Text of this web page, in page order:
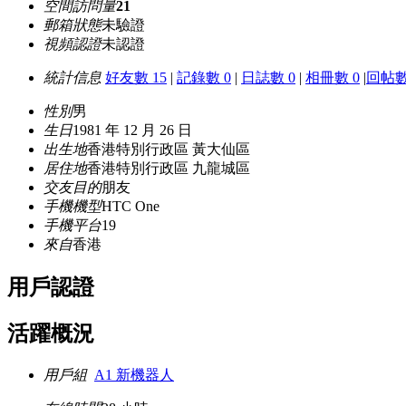
空間訪問量21
郵箱狀態未驗證
視頻認證未認證
統計信息 好友數 15 | 記錄數 0 | 日誌數 0 | 相冊數 0 |回帖
性別男
生日1981 年 12 月 26 日
出生地香港特別行政區 黃大仙區
居住地香港特別行政區 九龍城區
交友目的朋友
手機機型HTC One
手機平台19
來自香港
用戶認證
活躍概況
用戶組 A1 新機器人